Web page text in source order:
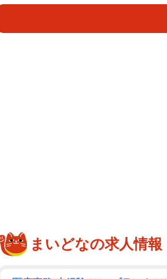
このチェーンソーアートの「猫バイク
まいどなの求人情報